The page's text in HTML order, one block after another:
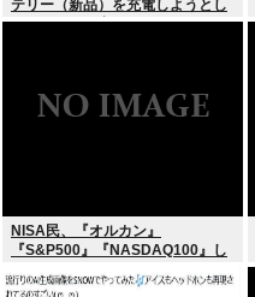
テリー（新品）を充電しようとし
たらエラーで充電できないんだ
NISA民、『オルカン』
『S&P500』『NASDAQ100』し